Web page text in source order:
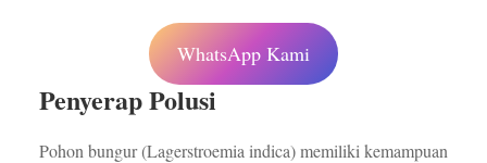
WhatsApp Kami
Penyerap Polusi
Pohon bungur (Lagerstroemia indica) memiliki kemampuan